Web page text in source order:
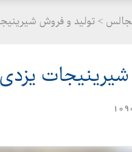
> تولید و فروش
یزدی